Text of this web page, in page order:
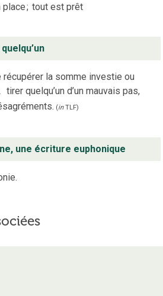
place; tout est prêt
récupérer la somme investie ou
tirer quelqu’un d’un mauvais pas,
(inTLF)
une écriture euphonique